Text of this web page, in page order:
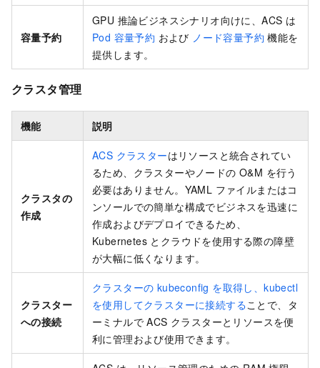
容量予約
GPU 推論ビジネスシナリオ向けに、ACS は
Pod 容量予約 および ノード容量予約 機能を
提供します。
クラスタ管理
機能 説明
クラスタの
作成
ACS クラスターはリソースと統合されてい
るため、クラスターやノードの O&M を行う
必要はありません。YAML ファイルまたはコ
ンソールでの簡単な構成でビジネスを迅速に
作成およびデプロイできるため、
Kubernetes とクラウドを使用する際の障壁
が大幅に低くなります。
クラスター
への接続
クラスターの kubeconfig を取得し、kubectl
を使用してクラスターに接続することで、タ
ーミナルで ACS クラスターとリソースを便
利に管理および使用できます。